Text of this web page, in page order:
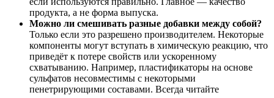
продукта, а не форма выпуска.
Можно ли смешивать разные добавки между собой?
Только если это разрешено производителем. Некоторые
компоненты могут вступать в химическую реакцию, что
приведёт к потере свойств или ускоренному
схватыванию. Например, пластификаторы на основе
сульфатов несовместимы с некоторыми
пенетрирующими составами. Всегда читайте